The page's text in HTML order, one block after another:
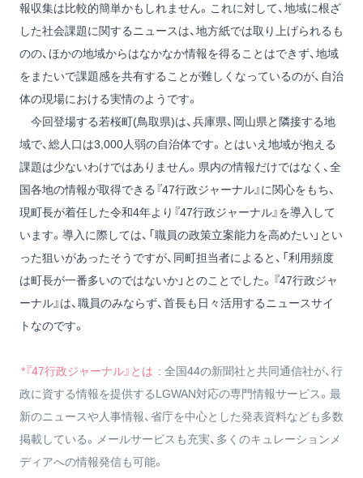
報収集は比較的簡単かもしれません。これに対して、地域に根ざ
した社会課題に関するニュースは、地方紙では取り上げられるも
のの、ほかの地域からはなかなか情報を得ることはできず、地域
をまたいで課題感を共有することが難しくなっているのが、自治
体の現場における実情のようです。
今回登場する若桜町(鳥取県)は、兵庫県、岡山県と隣接する地
域で、総人口は3,000人弱の自治体です。とはいえ地域が抱える
課題は少ないわけではありません。県内の情報だけではなく、全
国各地の情報が取得できる『47行政ジャーナル』に関心をもち、
現町長が着任した令和4年より『47行政ジャーナル』を導入して
います。導入に際しては、「職員の政策立案能力を高めたい」とい
った狙いがあったそうですが、同町担当者によると、「利用頻度
は町長が一番多いのではないか」とのことでした。『47行政ジャ
ーナル』は、職員のみならず、首長も日々活用するニュースサイ
トなのです。
*『47行政ジャーナル』とは : 全国44の新聞社と共同通信社が、行
政に資する情報を提供するLGWAN対応の専門情報サービス。最
新のニュースや人事情報、省庁を中心とした発表資料なども多数
掲載している。メールサービスも充実、多くのキュレーションメ
ディアへの情報発信も可能。